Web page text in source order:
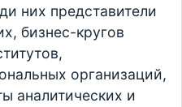
них представители
бизнес-кругов
организаций,
аналитических и